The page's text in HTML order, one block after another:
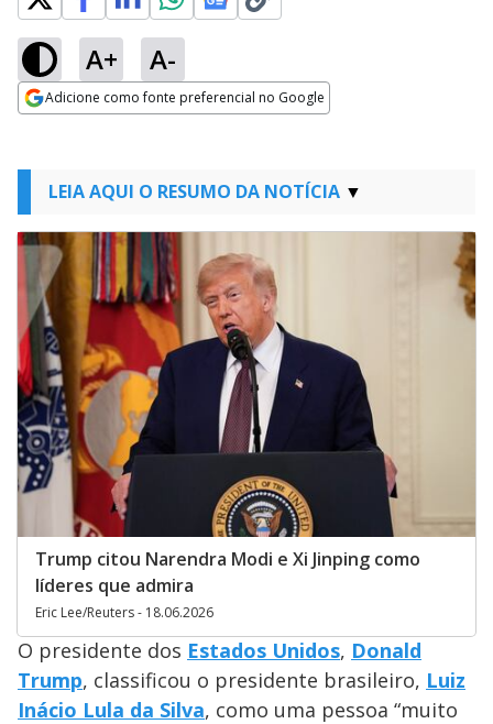
A+ A-
Adicione como fonte preferencial no Google
LEIA AQUI O RESUMO DA NOTÍCIA
Trump citou Narendra Modi e Xi Jinping como
líderes que admira
Eric Lee/Reuters - 18.06.2026
O presidente dos Estados Unidos, Donald
Trump, classificou o presidente brasileiro, Luiz
Inácio Lula da Silva, como uma pessoa “muito